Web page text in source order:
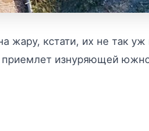
кстати, их не так уж
изнуряющей